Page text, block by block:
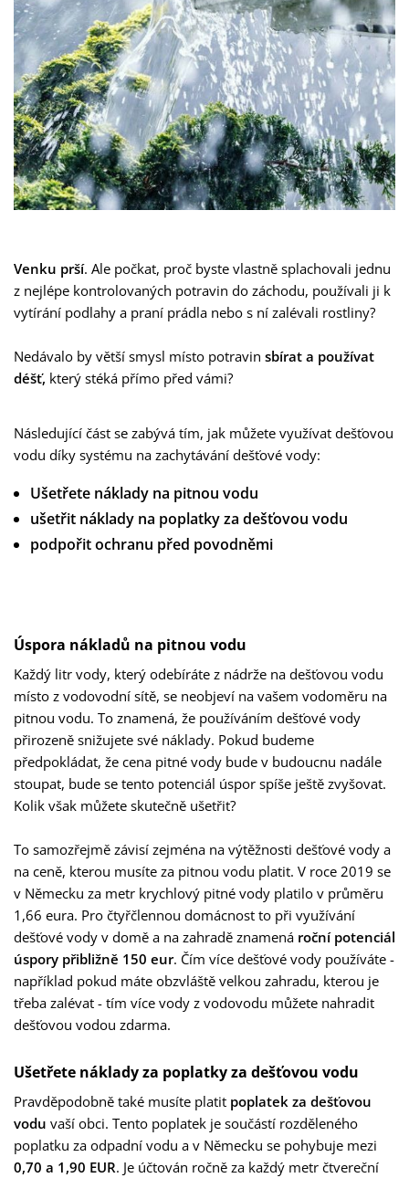
Venku prší. Ale počkat, proč byste vlastně splachovali jednu
z nejlépe kontrolovaných potravin do záchodu, používali ji k
vytírání podlahy a praní prádla nebo s ní zalévali rostliny?
Nedávalo by větší smysl místo potravin sbírat a používat
déšť, který stéká přímo před vámi?
Následující část se zabývá tím, jak můžete využívat dešťovou
vodu díky systému na zachytávání dešťové vody:
Ušetřete náklady na pitnou vodu
ušetřit náklady na poplatky za dešťovou vodu
podpořit ochranu před povodněmi
Úspora nákladů na pitnou vodu
Každý litr vody, který odebíráte z nádrže na dešťovou vodu
místo z vodovodní sítě, se neobjeví na vašem vodoměru na
pitnou vodu. To znamená, že používáním dešťové vody
přirozeně snižujete své náklady. Pokud budeme
předpokládat, že cena pitné vody bude v budoucnu nadále
stoupat, bude se tento potenciál úspor spíše ještě zvyšovat.
Kolik však můžete skutečně ušetřit?
To samozřejmě závisí zejména na výtěžnosti dešťové vody a
na ceně, kterou musíte za pitnou vodu platit. V roce 2019 se
v Německu za metr krychlový pitné vody platilo v průměru
1,66 eura. Pro čtyřčlennou domácnost to při využívání
dešťové vody v domě a na zahradě znamená roční potenciál
úspory přibližně 150 eur. Čím více dešťové vody používáte -
například pokud máte obzvláště velkou zahradu, kterou je
třeba zalévat - tím více vody z vodovodu můžete nahradit
dešťovou vodou zdarma.
Ušetřete náklady za poplatky za dešťovou vodu
Pravděpodobně také musíte platit poplatek za dešťovou
vodu vaší obci. Tento poplatek je součástí rozděleného
poplatku za odpadní vodu a v Německu se pohybuje mezi
0,70 a 1,90 EUR. Je účtován ročně za každý metr čtvereční